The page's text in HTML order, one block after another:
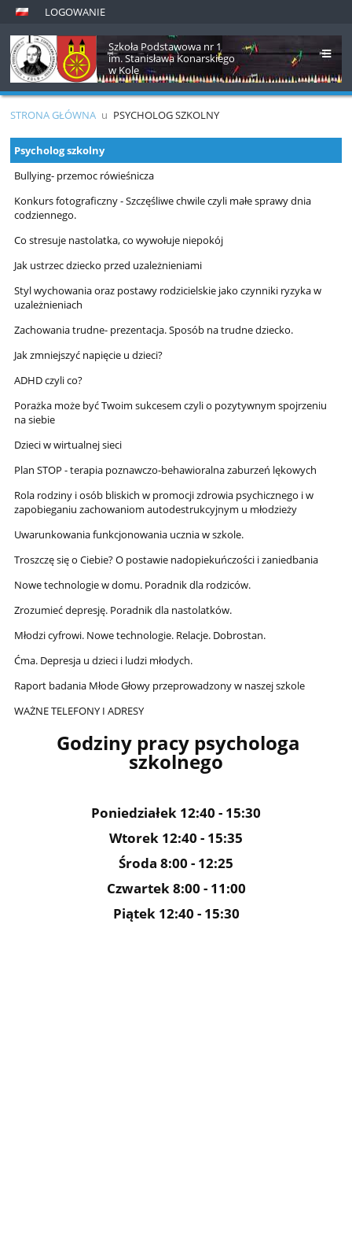
LOGOWANIE
Szkoła Podstawowa nr 1
im. Stanisława Konarskiego
w Kole
STRONA GŁÓWNA u PSYCHOLOG SZKOLNY
Psycholog
szkolny
Psycholog szkolny
Bullying- przemoc rówieśnicza
Konkurs fotograficzny - Szczęśliwe chwile czyli małe sprawy dnia
codziennego.
Co stresuje nastolatka, co wywołuje niepokój
Jak ustrzec dziecko przed uzależnieniami
Styl wychowania oraz postawy rodzicielskie jako czynniki ryzyka w
uzależnieniach
Zachowania trudne- prezentacja. Sposób na trudne dziecko.
Jak zmniejszyć napięcie u dzieci?
ADHD czyli co?
Porażka może być Twoim sukcesem czyli o pozytywnym spojrzeniu
na siebie
Dzieci w wirtualnej sieci
Plan STOP - terapia poznawczo-behawioralna zaburzeń lękowych
Rola rodziny i osób bliskich w promocji zdrowia psychicznego i w
zapobieganiu zachowaniom autodestrukcyjnym u młodzieży
Uwarunkowania funkcjonowania ucznia w szkole.
Troszczę się o Ciebie? O postawie nadopiekuńczości i zaniedbania
Nowe technologie w domu. Poradnik dla rodziców.
Zrozumieć depresję. Poradnik dla nastolatków.
Młodzi cyfrowi. Nowe technologie. Relacje. Dobrostan.
Ćma. Depresja u dzieci i ludzi młodych.
Raport badania Młode Głowy przeprowadzony w naszej szkole
WAŻNE TELEFONY I ADRESY
Godziny pracy psychologa
szkolnego
Poniedziałek 12:40 - 15:30
Wtorek 12:40 - 15:35
Środa 8:00 - 12:25
Czwartek 8:00 - 11:00
Piątek 12:40 - 15:30